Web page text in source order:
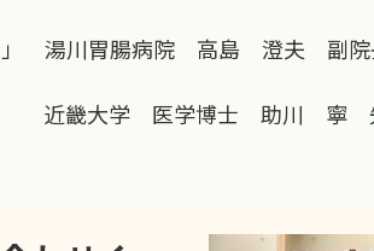
過」 湯川胃腸病院 高島 澄夫 副院
近畿大学 医学博士 助川 寧